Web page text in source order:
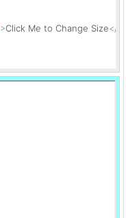
>Click Me to Change Size</